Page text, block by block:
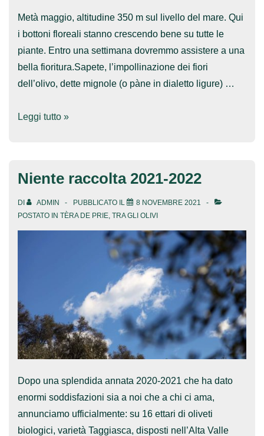
Metà maggio, altitudine 350 m sul livello del mare. Qui
i bottoni floreali stanno crescendo bene su tutte le
piante. Entro una settimana dovremmo assistere a una
bella fioritura.Sapete, l’impollinazione dei fiori
dell’olivo, dette mignole (o pàne in dialetto ligure) …
Pronti
Leggi tutto »
Niente raccolta 2021-2022
DI ADMIN PUBBLICATO IL
8 NOVEMBRE 2021
POSTATO IN TÈRA DE PRIE TRA GLI OLIVI
Dopo una splendida annata 2020-2021 che ha dato
enormi soddisfazioni sia a noi che a chi ci ama,
annunciamo ufficialmente: su 16 ettari di oliveti
biologici, varietà Taggiasca, disposti nell’Alta Valle